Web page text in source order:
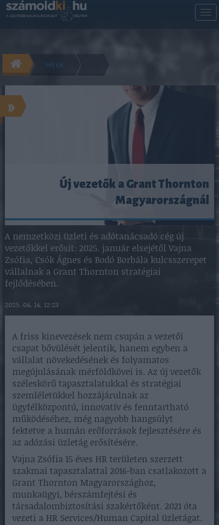
Hírek
»
Új vezetők a Grant Thornton
Magyarországnál
A nemzetközi üzleti és adótanácsadó cég új
vezetőkkel erősít: 2025. január elsejétől Vajna
Zsófia, Csók Ágnes és Bodó Borbála kulcsszerepet
vállalnak a Grant Thornton stratégiai
fejlődésében.
2025. 04. 14. 12:23
A friss kinevezések nem csupán a vezetői
csapat bővülését jelentik, hanem egyben a
vállalat növekedésének és folyamatos
megújulásának mérföldkövei is. Az új vezetők
széleskörű tapasztalatukkal és stratégiai
szemléletükkel hozzájárulnak az
ügyfélközpontú, innovatív és fenntartható
működéséhez, még nagyobb hangsúlyt
fektetve a humán erőforrások fejlesztésére és
az adózási üzletág erősítésére.
Vajna Zsófia 15 éves HR területen szerzett
szakmai tapasztalattal 2016-ban csatlakozott a
Grant Thornton Magyarországhoz,
munkaügyi, bérszámfejtési és
társadalombiztosítási szakértőként. 2021 óta
vezeti a HR Services/Human Capital üzletágat.